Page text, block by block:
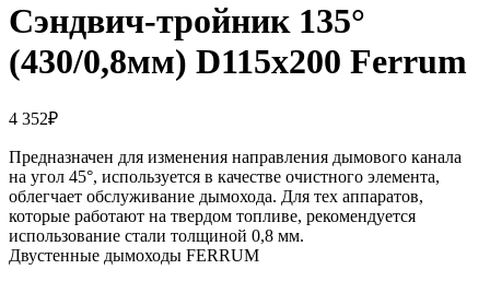
Сэндвич-тройник 135°
(430/0,8мм) D115х200 Ferrum
4 352₽
Предназначен для изменения направления дымового канала
на угол 45°, используется в качестве очистного элемента,
облегчает обслуживание дымохода. Для тех аппаратов,
которые работают на твердом топливе, рекомендуется
использование стали толщиной 0,8 мм.
Двустенные дымоходы FERRUM